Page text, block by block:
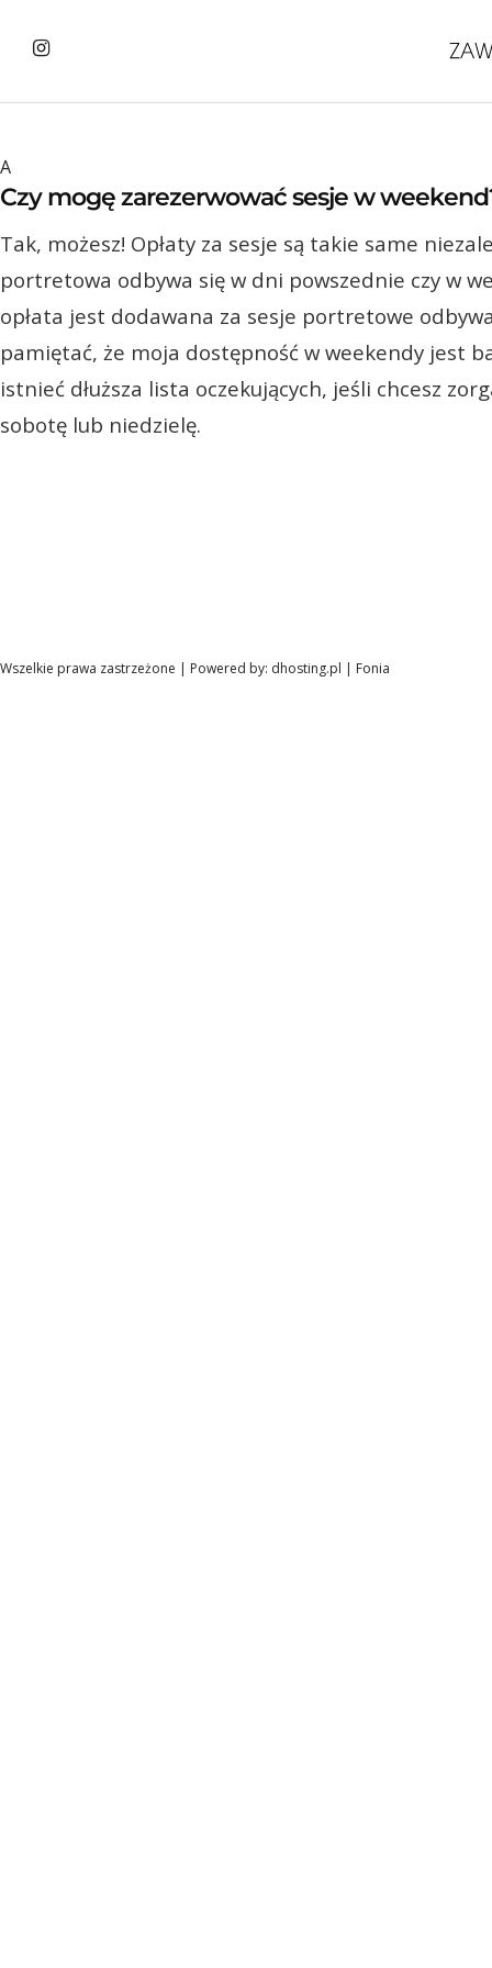
A
Czy mogę zarezerwować sesje w
Tak, możesz! Opłaty za sesje są takie same
portretowa odbywa się w dni powszednie czy w
opłata jest dodawana za sesje portretowe
pamiętać, że moja dostępność w weekendy jest
istnieć dłuższa lista oczekujących, jeśli chcesz
sobotę lub niedzielę.
Wszelkie prawa zastrzeżone | Powered by: dhosting.pl | Fonia